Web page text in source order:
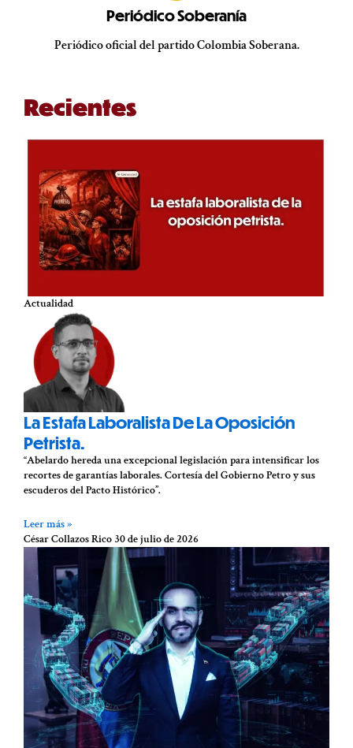
Periódico Soberanía
Periódico oficial del partido Colombia Soberana.
Recientes
Actualidad
La Estafa Laboralista De La Oposición
Petrista.
“Abelardo hereda una excepcional legislación para intensificar los
recortes de garantías laborales. Cortesía del Gobierno Petro y sus
escuderos del Pacto Histórico”.
Leer más »
César Collazos Rico 30 de julio de 2026